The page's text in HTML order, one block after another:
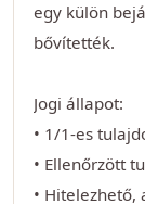
egy külön
bővítették.
Jogi állapot:
• 1/1-es
• Ellenőrzött
• Hitelezhető,